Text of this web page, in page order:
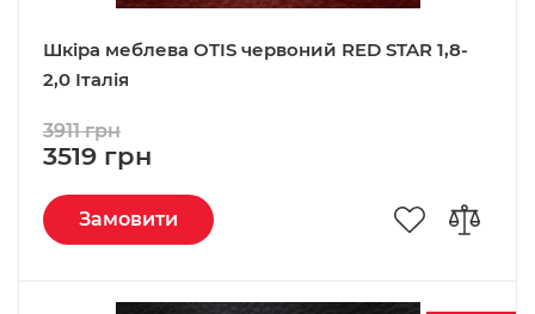
Шкіра меблева OTIS червоний RED STAR 1,8-
2,0 Італія
3519 грн
3911 грн
Замовити